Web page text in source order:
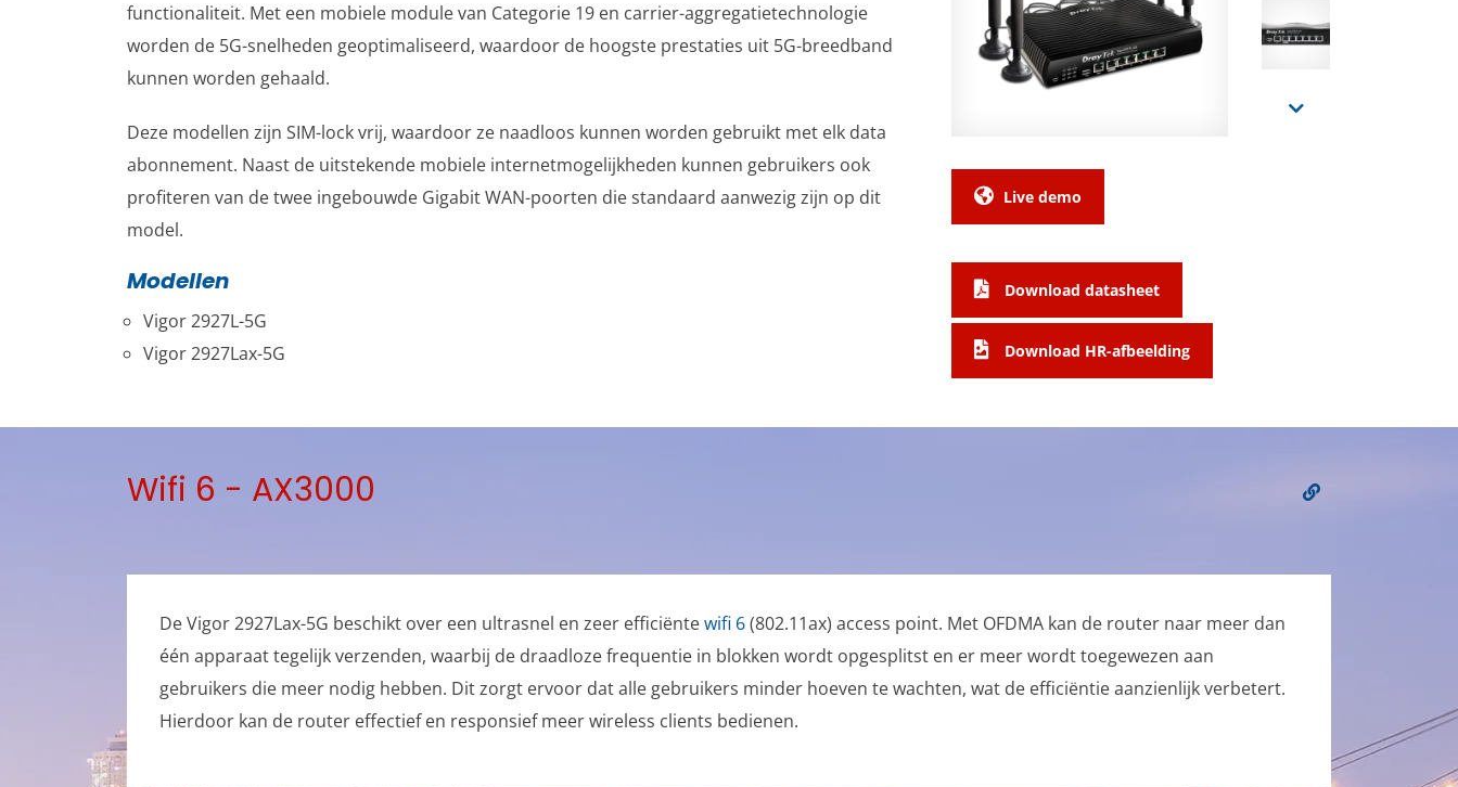
functionaliteit. Met een mobiele module van Categorie 19 en carrier-aggregatietechnologie
worden de 5G-snelheden geoptimaliseerd, waardoor de hoogste prestaties uit 5G-breedband
kunnen worden gehaald.
Deze modellen zijn SIM-lock vrij, waardoor ze naadloos kunnen worden gebruikt met elk data
abonnement. Naast de uitstekende mobiele internetmogelijkheden kunnen gebruikers ook
profiteren van de twee ingebouwde Gigabit WAN-poorten die standaard aanwezig zijn op dit
model.
Modellen
Vigor 2927L-5G
Vigor 2927Lax-5G
Live demo
Download datasheet
Download HR-afbeelding
Wifi 6 - AX3000
De Vigor 2927Lax-5G beschikt over een ultrasnel en zeer efficiëntewifi 6(802.11ax) access point. Met OFDMA kan de router naar meer dan
één apparaat tegelijk verzenden, waarbij de draadloze frequentie in blokken wordt opgesplitst en er meer wordt toegewezen aan
gebruikers die meer nodig hebben. Dit zorgt ervoor dat alle gebruikers minder hoeven te wachten, wat de efficiëntie aanzienlijk verbetert.
Hierdoor kan de router effectief en responsief meer wireless clients bedienen.